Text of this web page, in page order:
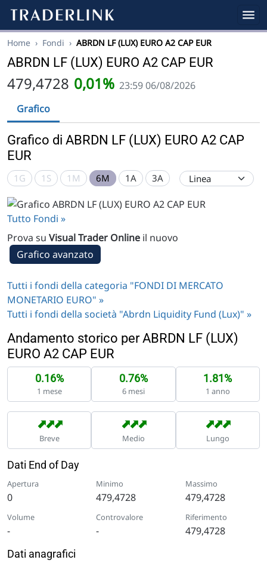
Home › Fondi › ABRDN LF (LUX) EURO A2 CAP EUR
ABRDN LF (LUX) EURO A2 CAP EUR
479,4728 0,01% 23:59 06/08/2026
Grafico
Grafico di ABRDN LF (LUX) EURO A2 CAP
EUR
1G 1S 1M 6M 1A 3A
Tutto Fondi »
Prova su Visual Trader Online il nuovo
Grafico avanzato
Tutti i fondi della categoria "FONDI DI MERCATO
MONETARIO EURO" »
Tutti i fondi della società "Abrdn Liquidity Fund (Lux)" »
Andamento storico per ABRDN LF (LUX)
EURO A2 CAP EUR
0.16%
1 mese
0.76%
6 mesi
1.81%
1 anno
➡
➡
➡
Breve
➡
➡
➡
Medio
➡
➡
➡
Lungo
Dati End of Day
Apertura
0
Minimo
479,4728
Massimo
479,4728
Volume
-
Controvalore
-
Riferimento
479,4728
Dati anagrafici